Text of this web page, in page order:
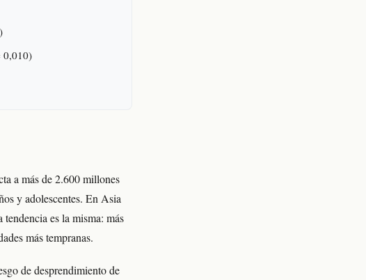
0,010)
a más de 2.600 millones
y adolescentes. En Asia
es la misma: más
más tempranas.
de desprendimiento de